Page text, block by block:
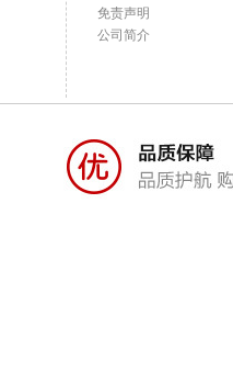
免责声明
公司简介